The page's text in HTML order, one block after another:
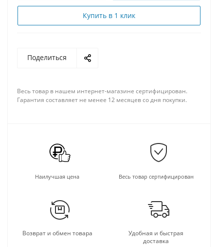
Купить в 1 клик
Поделиться
Весь товар в нашем интернет-магазине сертифицирован.
Гарантия составляет не менее 12 месяцев со дня покупки.
Наилучшая цена Весь товар сертифицирован
Возврат и обмен товара
Удобная и быстрая
доставка